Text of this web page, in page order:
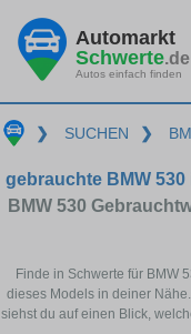
Automarkt
Schwerte.de
Autos einfach finden
❯ SUCHEN ❯
gebrauchte BMW
BMW 530
Finde in Schwerte für BMW
dieses Models in deiner
siehst du auf einen Blick,